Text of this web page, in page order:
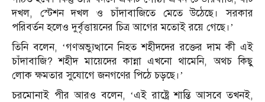
দখল, স্টেশন দখল ও চাঁদাবাজিতে মেতে উঠেছে। সরকার
পরিবর্তন হলেও দুর্বৃত্তায়নের চিত্র আগের মতোই রয়ে গেছে।’
তিনি বলেন, ‘গণঅভ্যুত্থানে নিহত শহীদদের রক্তের দাম কী এই
চাঁদাবাজি? শহীদ মায়েদের কান্না এখনো থামেনি, অথচ কিছু
লোক ক্ষমতার সুযোগে জনগণের পিঠে চড়ছে।’
চরমোনাই পীর আরও বলেন, ‘এই রাষ্ট্রে শান্তি আসবে তখনই,